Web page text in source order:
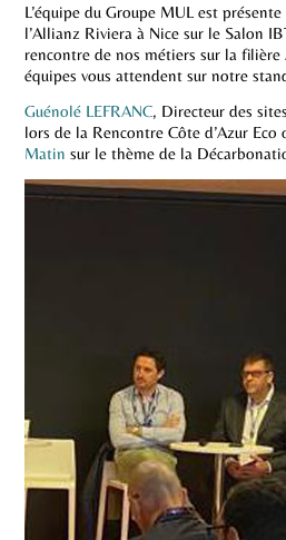
L’équipe du Groupe MUL est
l’Allianz Riviera à Nice sur le Salon
rencontre de nos métiers sur la filière
équipes vous attendent sur notre
Guénolé LEFRANC, Directeur des
lors de la Rencontre Côte d’Azur
Matin sur le thème de la